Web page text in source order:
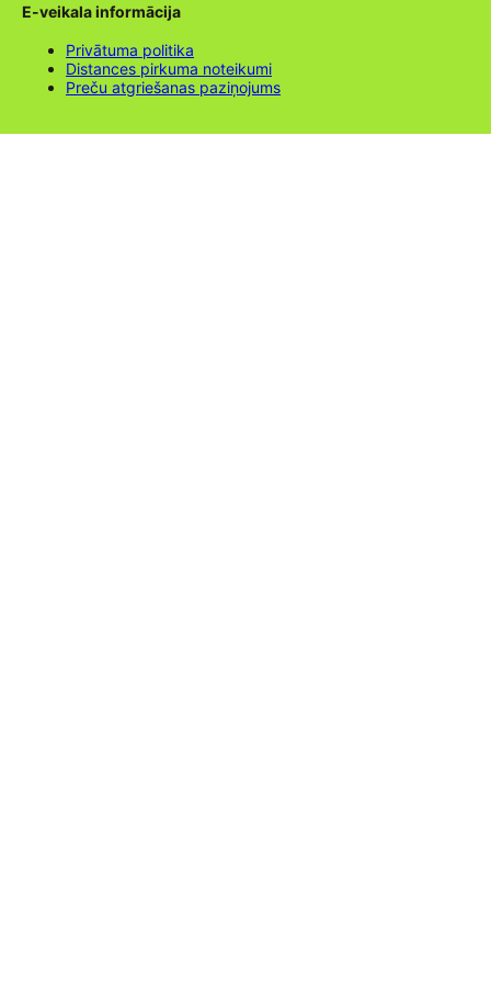
E-veikala informācija
Privātuma politika
Distances pirkuma noteikumi
Preču atgriešanas paziņojums